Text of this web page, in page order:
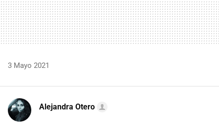
3 Mayo 2021
Alejandra Otero